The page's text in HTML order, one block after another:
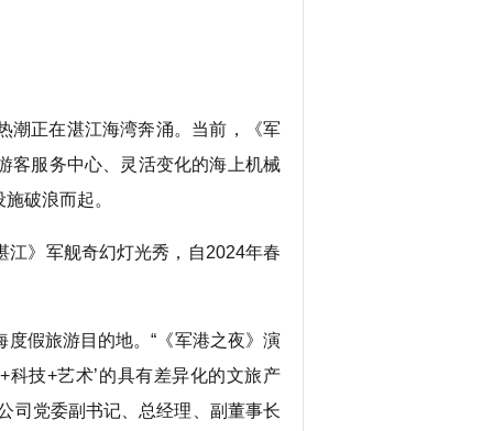
正在湛江海湾奔涌。当前，《军
服务中心、灵活变化的海上机械
破浪而起。
》军舰奇幻灯光秀，自2024年春
假旅游目的地。“《军港之夜》演
技+艺术’的具有差异化的文旅产
司党委副书记、总经理、副董事长